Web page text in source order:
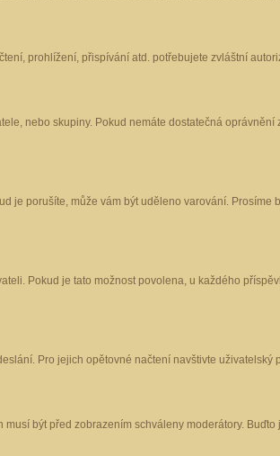
prohlížení, přispívání atd. potřebujete zvláštní
nebo skupiny. Pokud nemáte dostatečná
je porušíte, může vám být uděleno varování.
Pokud je tato možnost povolena, u každého
Pro jejich opětovné načtení navštivte
být před zobrazením schváleny moderátory.